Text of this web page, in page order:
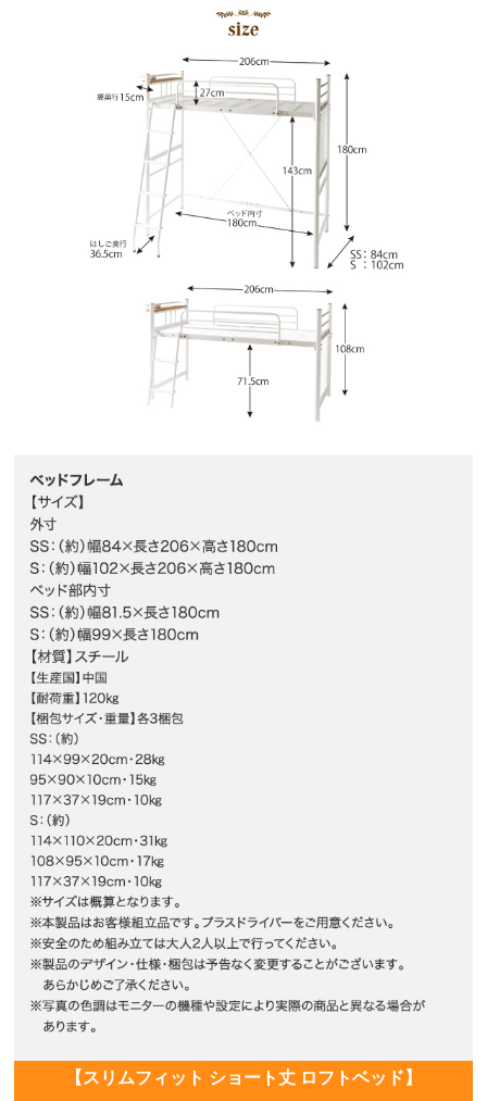
【スリムフィット ショート丈 ロフトベッド】